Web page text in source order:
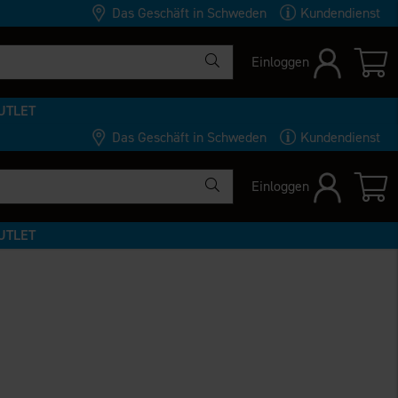
Das Geschäft in Schweden Kundendienst
Einloggen
Das Geschäft in Schweden
Kundendienst
Einloggen